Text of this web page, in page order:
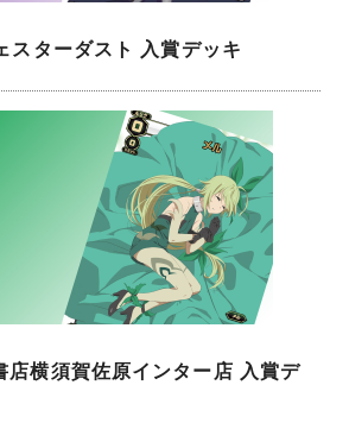
スターダスト 入賞デッキ
横須賀佐原インター店 入賞デ